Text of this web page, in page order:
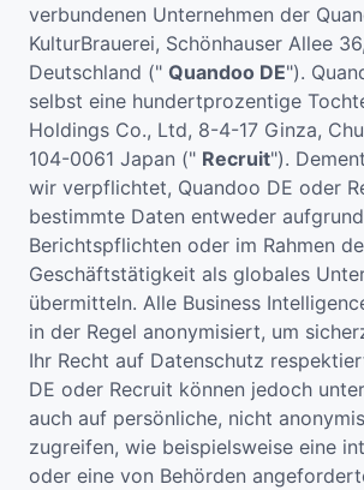
verbundenen Unternehmen der
KulturBrauerei, Schönhauser Allee
Deutschland (" Quandoo DE").
selbst eine hundertprozentige
Holdings Co., Ltd, 8-4-17 Ginza,
104-0061 Japan (" Recruit").
wir verpflichtet, Quandoo DE oder
bestimmte Daten entweder
Berichtspflichten oder im Rahmen
Geschäftstätigkeit als globales
übermitteln. Alle Business
in der Regel anonymisiert, um
Ihr Recht auf Datenschutz
DE oder Recruit können jedoch
auch auf persönliche, nicht
zugreifen, wie beispielsweise eine
oder eine von Behörden